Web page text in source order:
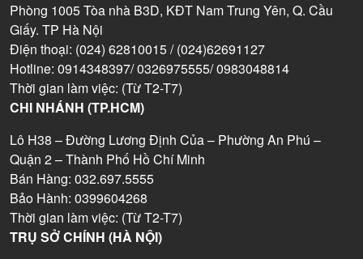
Phòng 1005 Tòa nhà B3D, KĐT Nam Trung Yên, Q. Cầu
Giấy. TP Hà Nội
Điện thoại: (024) 62810015 / (024)62691127
Hotline: 0914348397/ 0326975555/ 0983048814
Thời gian làm việc: (Từ T2-T7)
CHI NHÁNH (TP.HCM)
Lô H38 – Đường Lương Định Của – Phường An Phú –
Quận 2 – Thành Phố Hồ Chí Minh
Bán Hàng: 032.697.5555
Bảo Hành: 0399604268
Thời gian làm việc: (Từ T2-T7)
TRỤ SỞ CHÍNH (HÀ NỘI)